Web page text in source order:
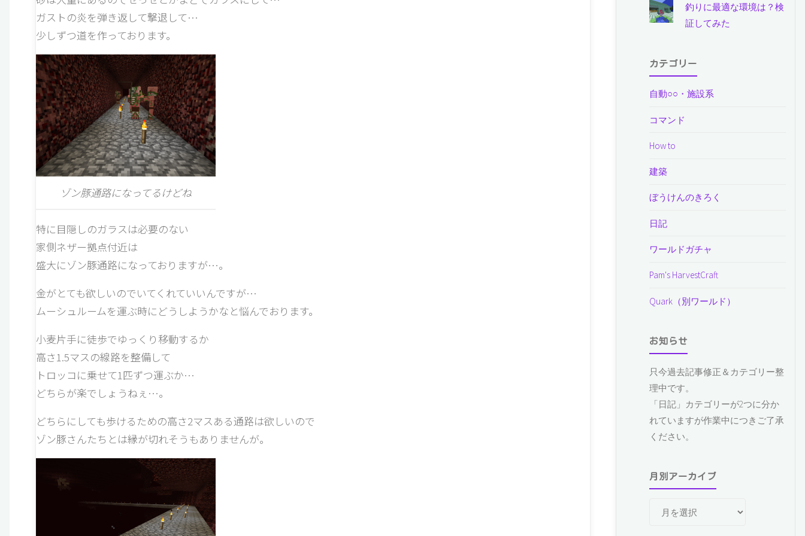
ガストの炎を弾き返して撃退して…
少しずつ道を作っております。
ゾン豚通路になってるけどね
特に目隠しのガラスは必要のない
家側ネザー拠点付近は
盛大にゾン豚通路になっておりますが…。
金がとても欲しいのでいてくれていいんですが…
ムーシュルームを運ぶ時にどうしようかなと悩んでおります。
小麦片手に徒歩でゆっくり移動するか
高さ1.5マスの線路を整備して
トロッコに乗せて1匹ずつ運ぶか…
どちらが楽でしょうねぇ…。
どちらにしても歩けるための高さ2マスある通路は欲しいので
ゾン豚さんたちとは縁が切れそうもありませんが。
釣りに最適な環境は？検
証してみた
カテゴリー
自動○○・施設系
コマンド
How to
建築
ぼうけんのきろく
日記
ワールドガチャ
Pam's HarvestCraft
Quark（別ワールド）
お知らせ
只今過去記事修正＆カテゴリー整
理中です。
「日記」カテゴリーが2つに分か
れていますが作業中につきご了承
ください。
月別アーカイブ